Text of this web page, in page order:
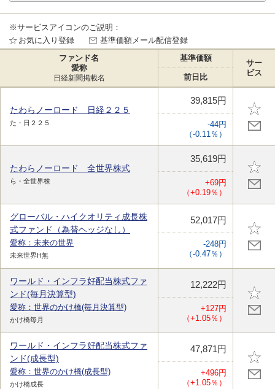
※サービスアイコンのご説明：
お気に入り登録
基準価額メール配信登録
ファンド名
愛称
日経新聞掲載名
基準価額
サー
ビス
前日比
たわらノーロード 日経２２５
た・日２２５
39,815円
-44円
（-0.11％）
たわらノーロード 全世界株式
ら・全世界株
35,619円
+69円
（+0.19％）
グローバル・ハイクオリティ成長株
式ファンド（為替ヘッジなし）
愛称：未来の世界
未来世界H無
52,017円
-248円
（-0.47％）
ワールド・インフラ好配当株式ファ
ンド(毎月決算型)
愛称：世界のかけ橋(毎月決算型)
かけ橋毎月
12,222円
+127円
（+1.05％）
ワールド・インフラ好配当株式ファ
ンド(成長型)
愛称：世界のかけ橋(成長型)
かけ橋成長
47,871円
+496円
（+1.05％）